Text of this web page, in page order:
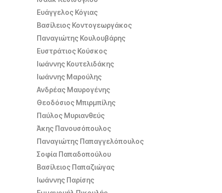
Ευάγγελος Κόγιας
Βασίλειος Κοντογεωργάκος
Παναγιώτης Κουλουβάρης
Ευστράτιος Κούσκος
Ιωάννης Κουτελιδάκης
Ιωάννης Μαρούλης
Ανδρέας Μαυρογένης
Θεοδόσιος Μπιρμπίλης
Παύλος Μυριανθεύς
Άκης Πανουσόπουλος
Παναγιώτης Παπαγγελόπουλος
Σοφία Παπαδοπούλου
Βασίλειος Παπαζιώγας
Ιωάννης Παρίσης